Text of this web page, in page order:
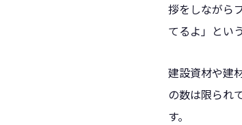
拶をしながら
てるよ」とい
建設資材や建
の数は限られ
す。